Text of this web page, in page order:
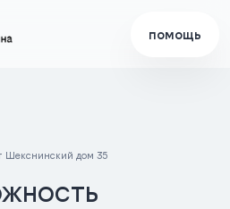
помощь
Шекснинский дом 35